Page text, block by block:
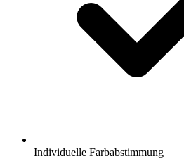
Individuelle Farbabstimmung